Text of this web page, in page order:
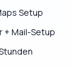
Setup
+ Mail-Setup